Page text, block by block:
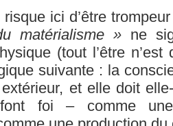
ici d’être
matérialisme »ne
(tout l’être
suivante : la
et elle doit
foi – comme